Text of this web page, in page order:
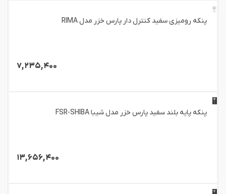
پنکه رومیزی سفید کنترل دار پارس خزر مدل RIMA
۷,۲۳۵,۴۰۰
پنکه پایه بلند سفید پارس خزر مدل شیبا FSR-SHIBA
۱۳,۶۵۶,۴۰۰